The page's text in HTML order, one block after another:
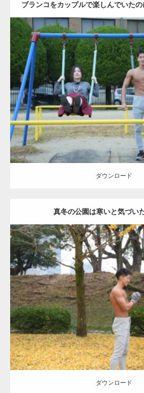
ブランコをカップルで楽しんでいた
ーズをするマッチ
Update: 2021.07.6
Category:公園のマッチョ その他 AKIHITO(
ダウンロード
ダウンロード
真冬の公園は寒いと気づい
Update: 2021.07.8
Category:公園のマッチョ その他 AKIHITO(
肩
ダウンロード
ダウンロード